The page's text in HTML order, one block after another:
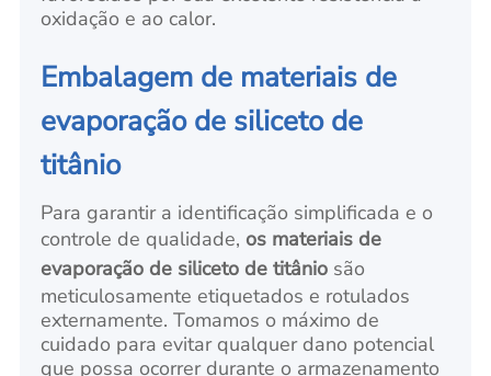
oxidação e ao calor.
Embalagem de materiais de
evaporação de siliceto de
titânio
Para garantir a identificação simplificada e o
controle de qualidade, os materiais de
evaporação de siliceto de titânio são
meticulosamente etiquetados e rotulados
externamente. Tomamos o máximo de
cuidado para evitar qualquer dano potencial
que possa ocorrer durante o armazenamento